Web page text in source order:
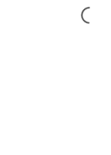
Loading...